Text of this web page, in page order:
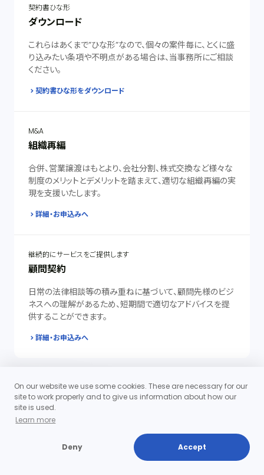
契約書ひな形
ダウンロード
これらはあくまで”ひな形”なので、個々の案件毎に、とくに盛
り込みたい条項や不明点がある場合は、当事務所にご相談
ください。
契約書ひな形をダウンロード
M&A
組織再編
合併、営業譲渡はもとより、会社分割、株式交換など様々な
制度のメリットとデメリットを踏まえて、適切な組織再編の実
現を支援いたします。
詳細・お申込みへ
継続的にサービスをご提供します
顧問契約
日常の法律相談等の積み重ねに基づいて、顧問先様のビジ
ネスへの理解があるため、短期間で適切なアドバイスを提
供することができます。
詳細・お申込みへ
On our website we use some cookies. These are necessary for our
site to work properly and to give us information about how our
site is used.
Learn more
Deny Accept